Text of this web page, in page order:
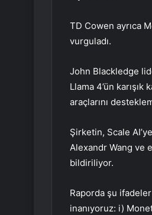
TD Cowen ayrıca
vurguladı.
John Blackledge
Llama 4’ün
araçlarını
Şirketin, Scale
Alexandr Wang ve
bildiriliyor.
Raporda şu ifadeler
inanıyoruz: i)